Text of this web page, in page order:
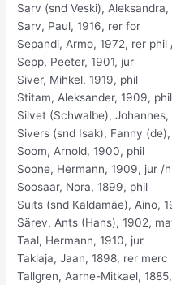
Sarv (snd Veski),
Sarv, Paul, 1916, rer for
Sepandi, Armo, 1972, rer
Sepp, Peeter, 1901, jur
Siver, Mihkel, 1919, phil
Stitam, Aleksander, 1909, phil
Silvet (Schwalbe), Johannes,
Sivers (snd Isak), Fanny
Soom, Arnold, 1900, phil
Soone, Hermann, 1909, jur /
Soosaar, Nora, 1899, phil
Suits (snd Kaldamäe), Aino,
Särev, Ants (Hans), 1902,
Taal, Hermann, 1910, jur
Taklaja, Jaan, 1898, rer merc
Tallgren, Aarne-Mitkael,